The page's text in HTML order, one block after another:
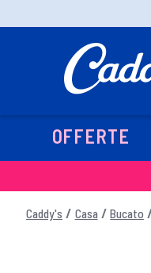
OFFERTE
Caddy's Casa Bucato